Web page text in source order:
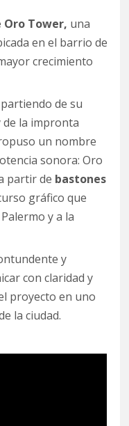
Tower, una
en el barrio de
crecimiento
partiendo de su
de la impronta
un nombre
sonora: Oro
partir de bastones
gráfico que
y a la
y
con claridad y
proyecto en uno
la ciudad.